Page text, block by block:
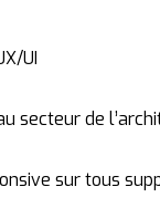
UI
secteurde
surtous